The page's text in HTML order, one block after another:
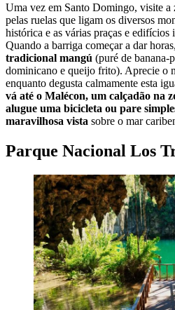
Uma vez em Santo Domingo, visite a
pelas ruelas que ligam os diversos
histórica e as várias praças e edifícios
Quando a barriga começar a dar horas,
tradicional mangú (puré de banana-
dominicano e queijo frito). Aprecie o
enquanto degusta calmamente esta
vá até o Malécon, um calçadão na
alugue uma bicicleta ou pare
maravilhosa vista sobre o mar
Parque Nacional Los